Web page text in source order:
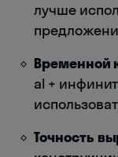
лучше
Временной
al +
Точность